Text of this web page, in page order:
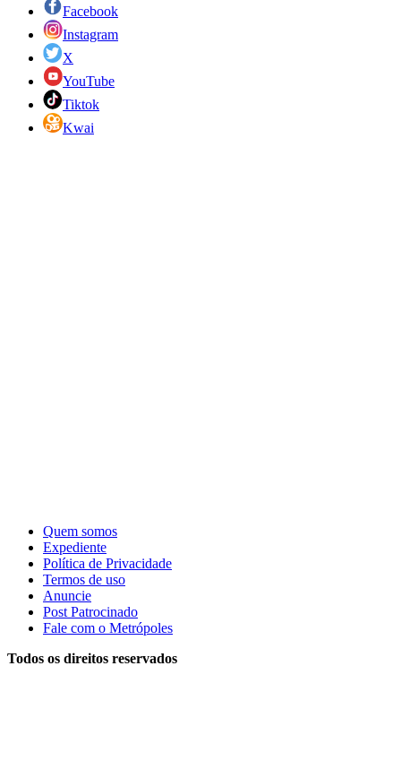
Facebook
Instagram
X
YouTube
Tiktok
Kwai
Quem somos
Expediente
Política de Privacidade
Termos de uso
Anuncie
Post Patrocinado
Fale com o Metrópoles
Todos os direitos reservados